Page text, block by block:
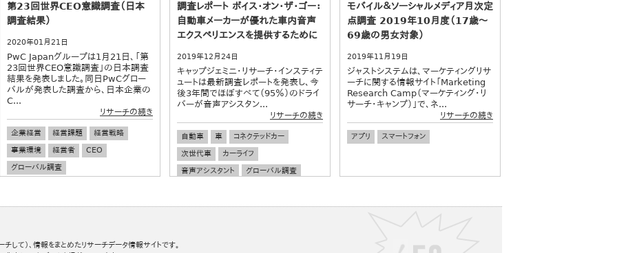
第23回世界CEO意識調査（日本
調査結果）
2020年01月21日
PwC Japanグループは1月21日、「第
23回世界CEO意識調査」の日本調査
結果を発表しました。同日PwCグロー
バルが発表した調査から、日本企業の
C...
リサーチの続き
企業経営 経営課題
経営戦略
事業環境
経営者
CEO
グローバル調査
調査レポート ボイス・オン・ザ・ゴー：
自動車メーカーが優れた車内音声
エクスペリエンスを提供するために
2019年12月24日
キャップジェミニ・リサーチ・インスティテ
ュートは最新調査レポートを発表し、今
後3年間でほぼすべて（95％）のドライ
バーが音声アシスタン...
リサーチの続き
自動車 車
コネクテッドカー
次世代車
カーライフ
音声アシスタント
グローバル調査
モバイル＆ソーシャルメディア月次定
点調査 2019年10月度（17歳～
69歳の男女対象）
2019年11月19日
ジャストシステムは、マーケティングリサ
ーチに関する情報サイト「Marketing
Research Camp（マーケティング・リ
サーチ・キャンプ）」で、ネ...
リサーチの続き
アプリ スマートフォン
して）、情報をまとめたリサーチデータ情報サイトです。